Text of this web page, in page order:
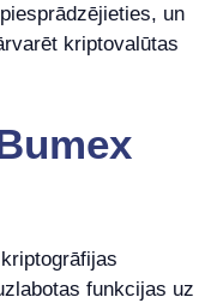
un
kriptovalūtas
funkcijas uz